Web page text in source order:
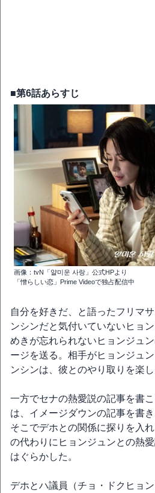
■第6話あらすじ
画像：tvN「얄미운 사랑」公式HPより
「憎らしい恋」Prime Videoで独占配信中
自分を好きだ、と語ったフリマ
ンシンだと気付いていないヒョ
めきが忘れられないヒョンジュ
ージを送る。相手がヒョンジュ
ンシンは、彼とのやり取りを楽し
一方でセナの熱愛説の記事を書
は、イメージダウンの記事を書
そこでデホとの関係に探りを入
の代わりにヒョンジュンとの熱
はぐらかした。
デホとハ議員（チョ・ドクヒョ